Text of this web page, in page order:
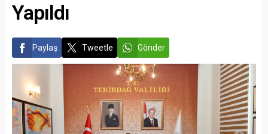
Yapıldı
Paylaş Tweetle Gönder